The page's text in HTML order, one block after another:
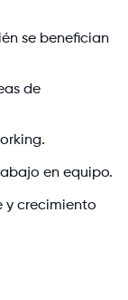
se benefician
de
en equipo.
y crecimiento